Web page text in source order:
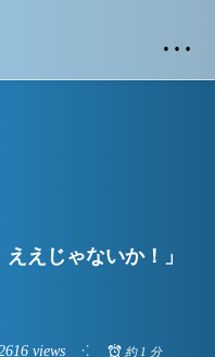
…
えじゃないか！」
views 約 1 分